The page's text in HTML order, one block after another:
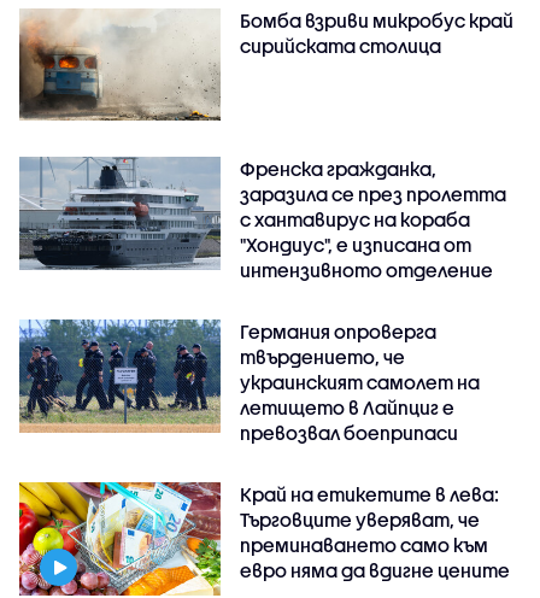
Бомба взриви микробус край
сирийската столица
Френска гражданка,
заразила се през пролетта
с хантавирус на кораба
"Хондиус", е изписана от
интензивното отделение
Германия опроверга
твърдението, че
украинският самолет на
летището в Лайпциг е
превозвал боеприпаси
Край на етикетите в лева:
Търговците уверяват, че
преминаването само към
евро няма да вдигне цените